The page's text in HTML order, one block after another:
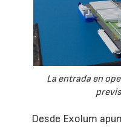
La entrada en
Desde Exolum